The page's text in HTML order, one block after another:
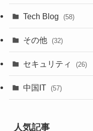
Tech Blog (58)
その他 (32)
セキュリティ (26)
中国IT (57)
人気記事